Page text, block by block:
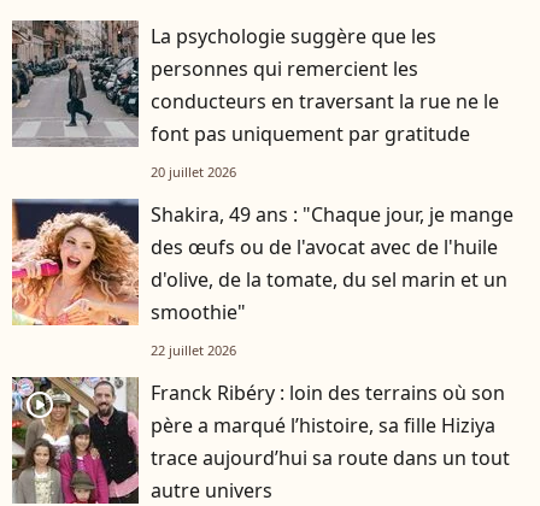
La psychologie suggère que les
personnes qui remercient les
conducteurs en traversant la rue ne le
font pas uniquement par gratitude
20 juillet 2026
Shakira, 49 ans : "Chaque jour, je mange
des œufs ou de l'avocat avec de l'huile
d'olive, de la tomate, du sel marin et un
smoothie"
22 juillet 2026
player2
Franck Ribéry : loin des terrains où son
père a marqué l’histoire, sa fille Hiziya
trace aujourd’hui sa route dans un tout
autre univers